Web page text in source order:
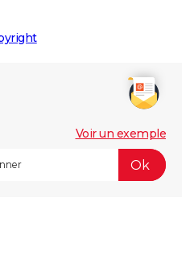
Voir un exemple